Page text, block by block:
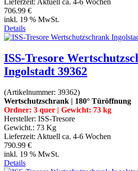
Lieferzeit: Aktuell ca. 4-6 Wochen
706.99 €
inkl. 19 % MwSt.
Details
ISS-Tresore
Ingolstadt 39362
(Artikelnummer: 39362)
Wertschutzschrank | 180° Türöffnung
Ordner: 3 quer | Gewicht: 73 kg
Hersteller: ISS-Tresore
Gewicht.: 73 Kg
Lieferzeit: Aktuell ca. 4-6 Wochen
790.99 €
inkl. 19 % MwSt.
Details